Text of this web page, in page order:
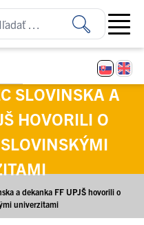
Open
SLOVINSKA A
HOVORILI O
a dekanka FF UPJŠ hovorili o
univerzitami